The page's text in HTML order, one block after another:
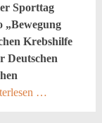
Sporttag
„Bewegung
Krebshilfe
Deutschen
…